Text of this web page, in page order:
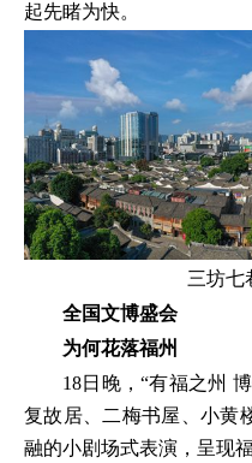
起先睹为快。
三坊七
全国文博盛会
为何花落福州
18日晚，“有福之州
复故居、二梅书屋、小黄
融的小剧场式表演，呈现